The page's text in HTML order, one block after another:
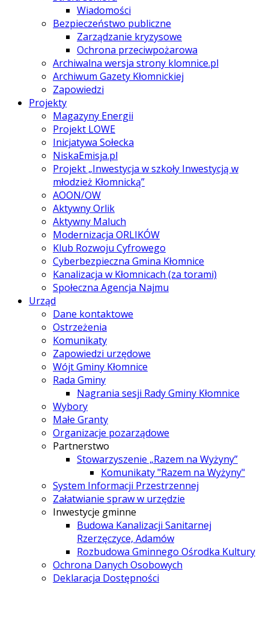
Wiadomości
Bezpieczeństwo publiczne
Zarządzanie kryzysowe
Ochrona przeciwpożarowa
Archiwalna wersja strony klomnice.pl
Archiwum Gazety Kłomnickiej
Zapowiedzi
Projekty
Magazyny Energii
Projekt LOWE
Inicjatywa Sołecka
NiskaEmisja.pl
Projekt „Inwestycja w szkoły Inwestycją w
młodzież Kłomnicką”
AOON/OW
Aktywny Orlik
Aktywny Maluch
Modernizacja ORLIKÓW
Klub Rozwoju Cyfrowego
Cyberbezpieczna Gmina Kłomnice
Kanalizacja w Kłomnicach (za torami)
Społeczna Agencja Najmu
Urząd
Dane kontaktowe
Ostrzeżenia
Komunikaty
Zapowiedzi urzędowe
Wójt Gminy Kłomnice
Rada Gminy
Nagrania sesji Rady Gminy Kłomnice
Wybory
Małe Granty
Organizacje pozarządowe
Partnerstwo
Stowarzyszenie „Razem na Wyżyny”
Komunikaty "Razem na Wyżyny"
System Informacji Przestrzennej
Załatwianie spraw w urzędzie
Inwestycje gminne
Budowa Kanalizacji Sanitarnej
Rzerzęczyce, Adamów
Rozbudowa Gminnego Ośrodka Kultury
Ochrona Danych Osobowych
Deklaracja Dostępności